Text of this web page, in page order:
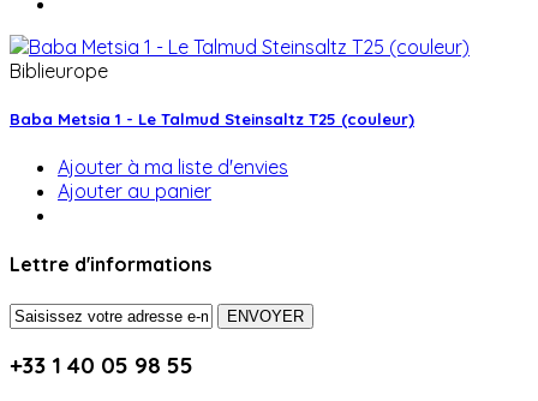
Biblieurope
Baba Metsia 1 - Le Talmud Steinsaltz T25 (couleur)
Ajouter à ma liste d'envies
Ajouter au panier
Lettre d'informations
ENVOYER
+33 1 40 05 98 55